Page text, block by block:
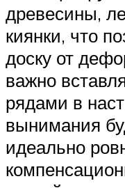
древесины,
киянки, что
доску от
важно
рядами в
вынимания
идеально